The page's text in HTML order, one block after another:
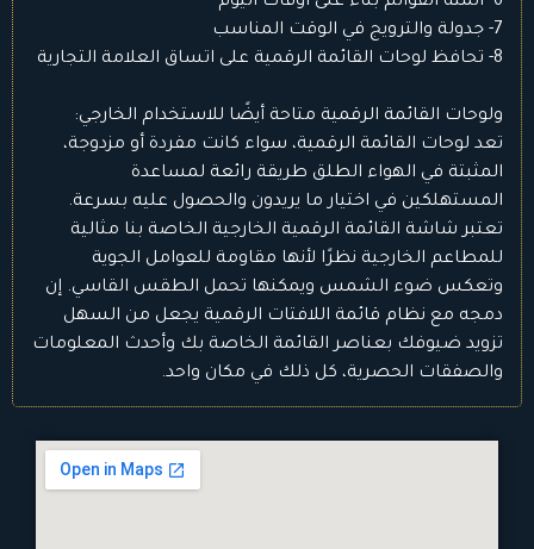
7- جدولة والترويج في الوقت المناسب
8- تحافظ لوحات القائمة الرقمية على اتساق العلامة التجارية
ولوحات القائمة الرقمية متاحة أيضًا للاستخدام الخارجي:
تعد لوحات القائمة الرقمية، سواء كانت مفردة أو مزدوجة،
المثبتة في الهواء الطلق طريقة رائعة لمساعدة
المستهلكين في اختيار ما يريدون والحصول عليه بسرعة.
تعتبر شاشة القائمة الرقمية الخارجية الخاصة بنا مثالية
للمطاعم الخارجية نظرًا لأنها مقاومة للعوامل الجوية
وتعكس ضوء الشمس ويمكنها تحمل الطقس القاسي. إن
دمجه مع نظام قائمة اللافتات الرقمية يجعل من السهل
تزويد ضيوفك بعناصر القائمة الخاصة بك وأحدث المعلومات
والصفقات الحصرية، كل ذلك في مكان واحد.